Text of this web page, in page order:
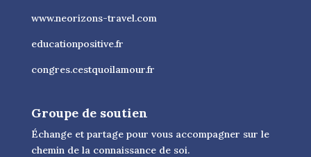
www.neorizons-travel.com
educationpositive.fr
congres.cestquoilamour.fr
Groupe de soutien
Échange et partage pour vous accompagner sur le
chemin de la connaissance de soi.